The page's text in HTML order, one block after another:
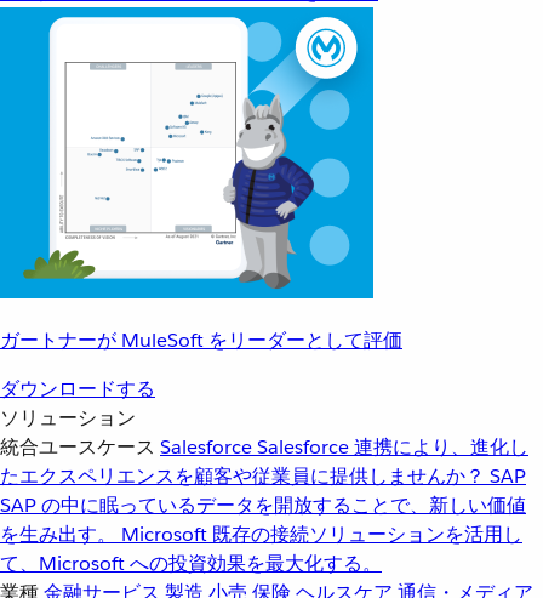
ガートナーが MuleSoft をリーダーとして評価
ダウンロードする
ソリューション
統合ユースケース SalesforceSalesforce 連携により、進化し
たエクスペリエンスを顧客や従業員に提供しませんか？ SAP
SAP の中に眠っているデータを開放することで、新しい価値
を生み出す。
Microsoft 既存の接続ソリューションを活用し
て、Microsoft への投資効果を最大化する。
業種金融サービス 製造 小売 保険 ヘルスケア 通信・メディア